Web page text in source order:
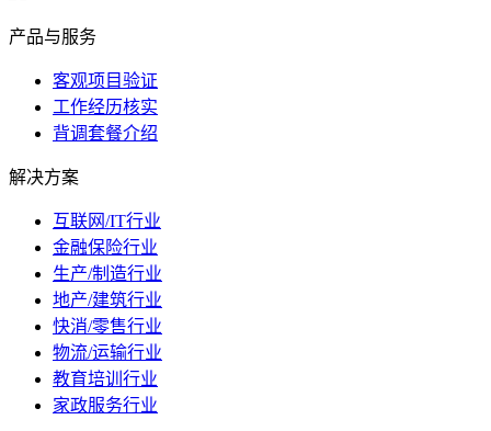
产品与服务
客观项目验证
工作经历核实
背调套餐介绍
解决方案
互联网/IT行业
金融保险行业
生产/制造行业
地产/建筑行业
快消/零售行业
物流/运输行业
教育培训行业
家政服务行业